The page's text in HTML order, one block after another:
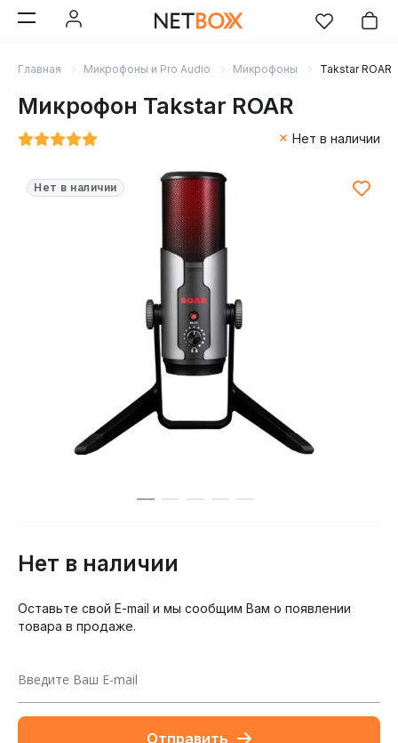
Главная Микрофоны и Pro Audio Микрофоны Takstar ROAR
Микрофон Takstar ROAR
Нет в наличии
Нет в наличии
Нет в наличии
Оставьте свой E-mail и мы сообщим Вам о появлении
товара в продаже.
Отправить